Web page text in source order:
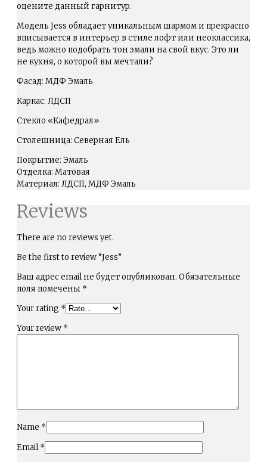
оцените данный гарнитур.
Модель Jess обладает уникальным шармом и прекрасно
вписывается в интерьер в стиле лофт или неоклассика,
ведь можно подобрать тон эмали на свой вкус. Это ли
не кухня, о которой вы мечтали?
Фасад: МДФ Эмаль
Каркас: ЛДСП
Стекло «Кафедрал»
Столешница: Северная Ель
Покрытие: Эмаль
Отделка: Матовая
Материал: ЛДСП, МДФ Эмаль
Reviews
There are no reviews yet.
Be the first to review “Jess”
Ваш адрес email не будет опубликован. Обязательные
поля помечены *
Your rating *
Your review *
Name *
Email*